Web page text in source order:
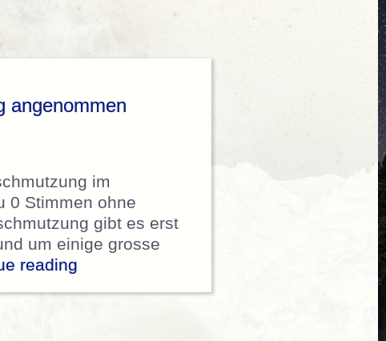
angenommen
im
0 Stimmen ohne
gibt es erst
um einige grosse
reading „Gesetz gegen Lichtverschmutzung in